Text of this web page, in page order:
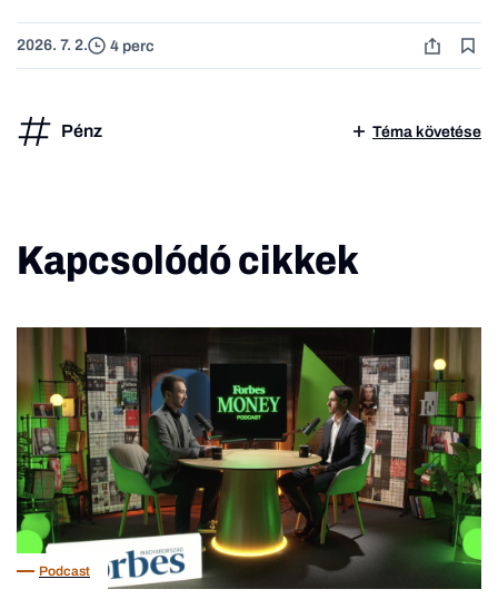
2026. 7. 2. 4 perc
Pénz Téma követése
Kapcsolódó cikkek
Podcast